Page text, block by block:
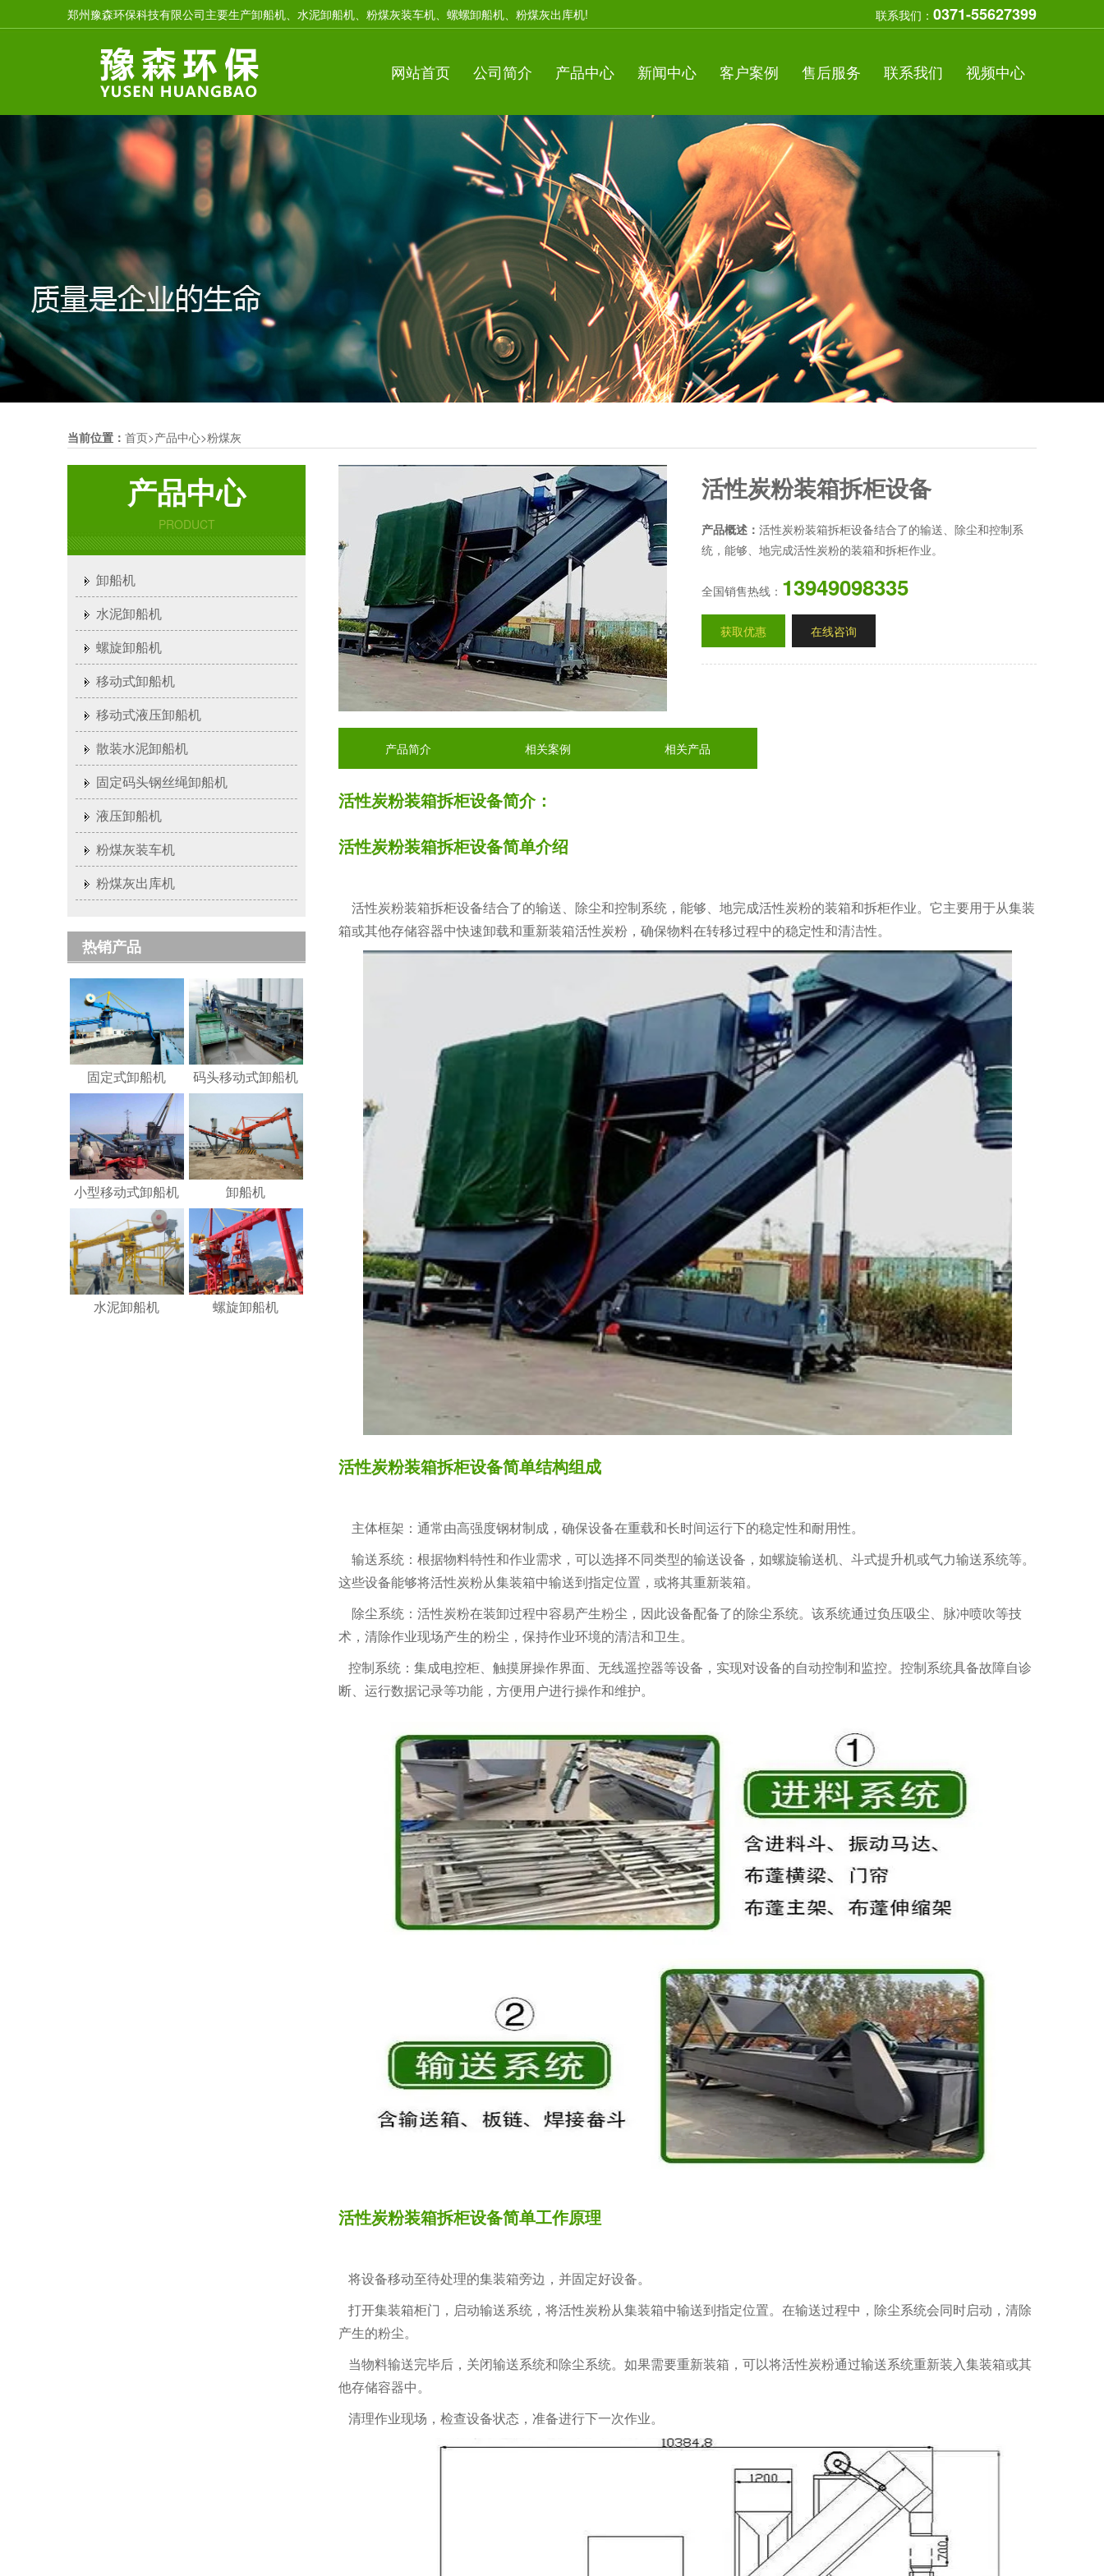
郑州豫森环保科技有限公司主要生产卸船机、水泥卸船机、粉煤灰装车机、螺螺卸船机、粉煤灰出库机! 联系我们： 0371-55627399
网站首页 公司简介 产品中心 新闻中心 客户案例 售后服务 联系我们 视频中心
当前位置： 首页>产品中心>粉煤灰
活性炭粉装箱拆柜设备
产品概述： 活性炭粉装箱拆柜设备结合了的输送、除尘和控制系
统，能够、地完成活性炭粉的装箱和拆柜作业。
全国销售热线： 13949098335
获取优惠 在线咨询
产品简介 相关案例 相关产品
活性炭粉装箱拆柜设备简介：
活性炭粉装箱拆柜设备简单介绍
活性炭粉装箱拆柜设备结合了的输送、除尘和控制系统，能够、地完成活性炭粉的装箱和拆柜作业。它主要用于从集装
箱或其他存储容器中快速卸载和重新装箱活性炭粉，确保物料在转移过程中的稳定性和清洁性。
活性炭粉装箱拆柜设备简单结构组成
主体框架：通常由高强度钢材制成，确保设备在重载和长时间运行下的稳定性和耐用性。
输送系统：根据物料特性和作业需求，可以选择不同类型的输送设备，如螺旋输送机、斗式提升机或气力输送系统等。
这些设备能够将活性炭粉从集装箱中输送到指定位置，或将其重新装箱。
除尘系统：活性炭粉在装卸过程中容易产生粉尘，因此设备配备了的除尘系统。该系统通过负压吸尘、脉冲喷吹等技
术，清除作业现场产生的粉尘，保持作业环境的清洁和卫生。
控制系统：集成电控柜、触摸屏操作界面、无线遥控器等设备，实现对设备的自动控制和监控。控制系统具备故障自诊
断、运行数据记录等功能，方便用户进行操作和维护。
活性炭粉装箱拆柜设备简单工作原理
将设备移动至待处理的集装箱旁边，并固定好设备。
打开集装箱柜门，启动输送系统，将活性炭粉从集装箱中输送到指定位置。在输送过程中，除尘系统会同时启动，清除
产生的粉尘。
当物料输送完毕后，关闭输送系统和除尘系统。如果需要重新装箱，可以将活性炭粉通过输送系统重新装入集装箱或其
他存储容器中。
清理作业现场，检查设备状态，准备进行下一次作业。
产品中心
PRODUCT
卸船机
水泥卸船机
螺旋卸船机
移动式卸船机
移动式液压卸船机
散装水泥卸船机
固定码头钢丝绳卸船机
液压卸船机
粉煤灰装车机
粉煤灰出库机
热销产品
固定式卸船机 码头移动式卸船机
小型移动式卸船机 卸船机
水泥卸船机 螺旋卸船机